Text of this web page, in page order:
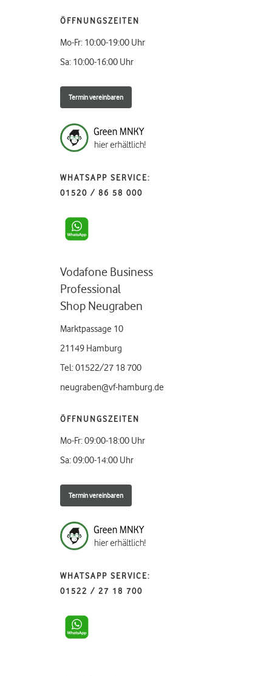
ÖFFNUNGSZEITEN
Mo-Fr: 10:00-19:00 Uhr
Sa: 10:00-16:00 Uhr
Termin vereinbaren
WHATSAPP SERVICE:
01520 / 86 58 000
Vodafone Business
Professional
Shop Neugraben
Marktpassage 10
21149 Hamburg
Tel: 01522/27 18 700
neugraben@vf-hamburg.de
ÖFFNUNGSZEITEN
Mo-Fr: 09:00-18:00 Uhr
Sa: 09:00-14:00 Uhr
Termin vereinbaren
WHATSAPP SERVICE:
01522 / 27 18 700